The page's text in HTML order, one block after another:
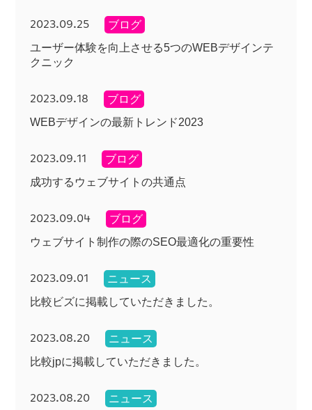
2023.09.25
ブログ
ユーザー体験を向上させる5つのWEBデザインテ
クニック
2023.09.18
ブログ
WEBデザインの最新トレンド2023
2023.09.11
ブログ
成功するウェブサイトの共通点
2023.09.04
ブログ
ウェブサイト制作の際のSEO最適化の重要性
2023.09.01
ニュース
比較ビズに掲載していただきました。
2023.08.20
ニュース
比較jpに掲載していただきました。
2023.08.20
ニュース